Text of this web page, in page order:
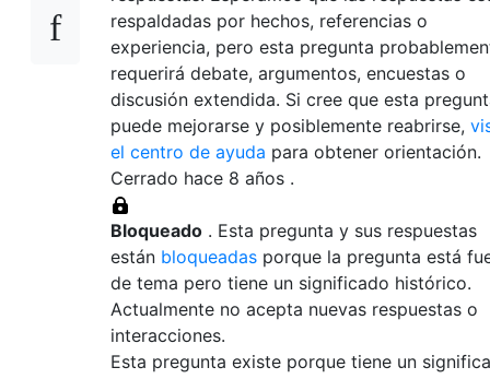
respaldadas por hechos, referencias o
experiencia, pero esta pregunta
requerirá debate, argumentos, encuestas o
discusión extendida. Si cree que esta
puede mejorarse y posiblemente reabrirse,
el centro de ayuda para obtener orientación.
Cerrado hace 8 años .
Bloqueado . Esta pregunta y sus respuestas
están bloqueadas porque la pregunta está
de tema pero tiene un significado histórico.
Actualmente no acepta nuevas respuestas o
interacciones.
Esta pregunta existe porque tiene un